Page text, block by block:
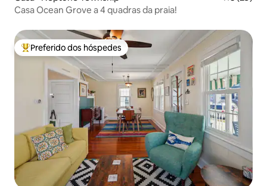
Casa Ocean Grove a 4 quadras da praia!
Entre os melhores preferidos dos hóspedes
Preferido dos hóspedes